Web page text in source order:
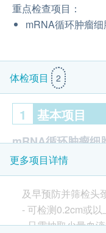
重点检查项目：
mRNA循环肿瘤
体检项目 2
1 基本项目
mRNA循环肿瘤细
头颈循环肿瘤细
报告
医护人员(注册西
更多项目详情
及早预防并筛检头
- 可检测0.2cm或以
- 只需抽取少量血